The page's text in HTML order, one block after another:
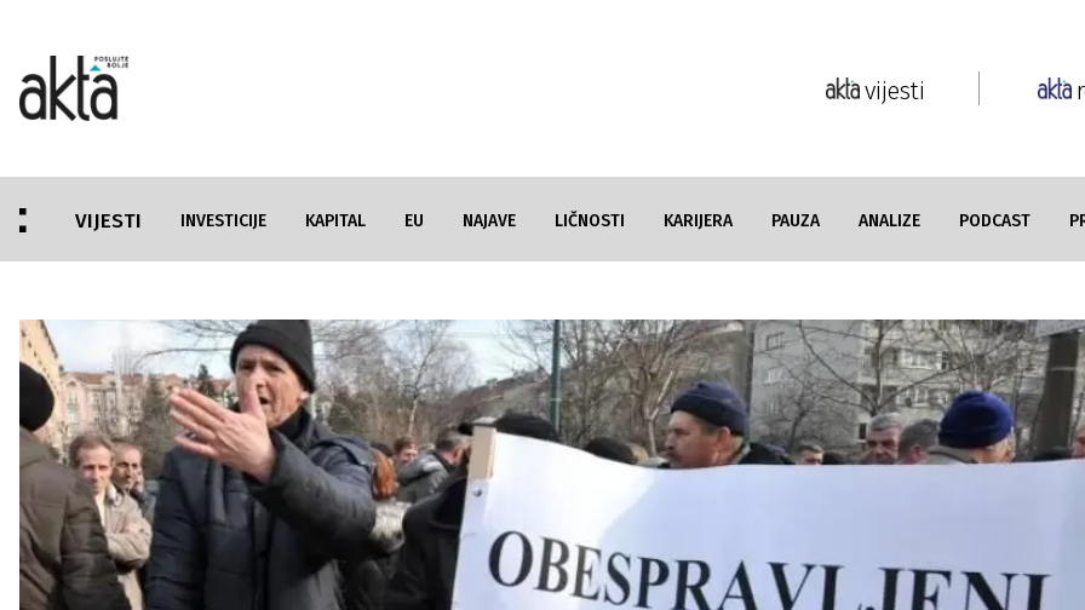
vijesti
VIJESTI INVESTICIJE KAPITAL EU NAJAVE LIČNOSTI KARIJERA PAUZA ANALIZE PODCAST